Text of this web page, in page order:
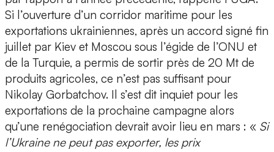
Si l’ouverture d’un corridor maritime pour les
exportations ukrainiennes, après un accord signé fin
juillet par Kiev et Moscou sous l’égide de l’ONU et
de la Turquie, a permis de sortir près de 20 Mt de
produits agricoles, ce n’est pas suffisant pour
Nikolay Gorbatchov. Il s’est dit inquiet pour les
exportations de la prochaine campagne alors
qu’une renégociation devrait avoir lieu en mars : « Si
l’Ukraine ne peut pas exporter, les prix